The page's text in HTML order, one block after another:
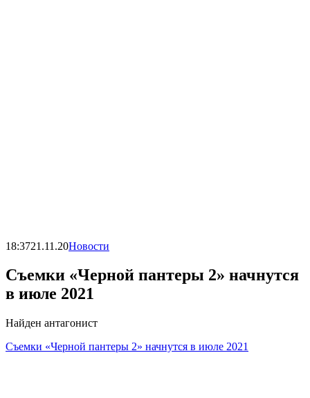
18:3721.11.20Новости
Съемки «Черной пантеры 2» начнутся
в июле 2021
Найден антагонист
Съемки «Черной пантеры 2» начнутся в июле 2021